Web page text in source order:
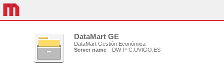
DataMart GE
DataMart Gestión Económica
Server name
DW-P-C.UVIGO.ES